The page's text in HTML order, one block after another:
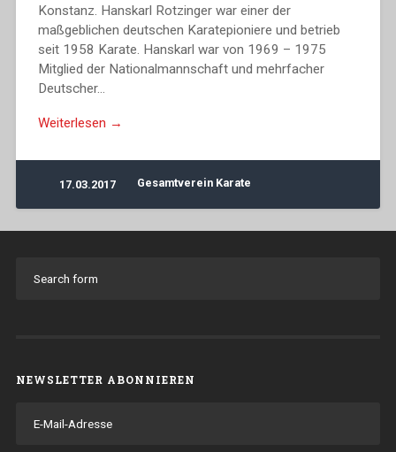
Konstanz. Hanskarl Rotzinger war einer der
maßgeblichen deutschen Karatepioniere und betrieb
seit 1958 Karate. Hanskarl war von 1969 – 1975
Mitglied der Nationalmannschaft und mehrfacher
Deutscher…
Weiterlesen →
17.03.2017 Gesamtverein Karate
NEWSLETTER ABONNIEREN
Mail-